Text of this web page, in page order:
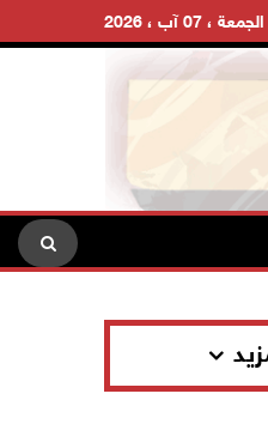
الجمعة ، 07 آب ، 2026
حربه الشاملة على الشعب